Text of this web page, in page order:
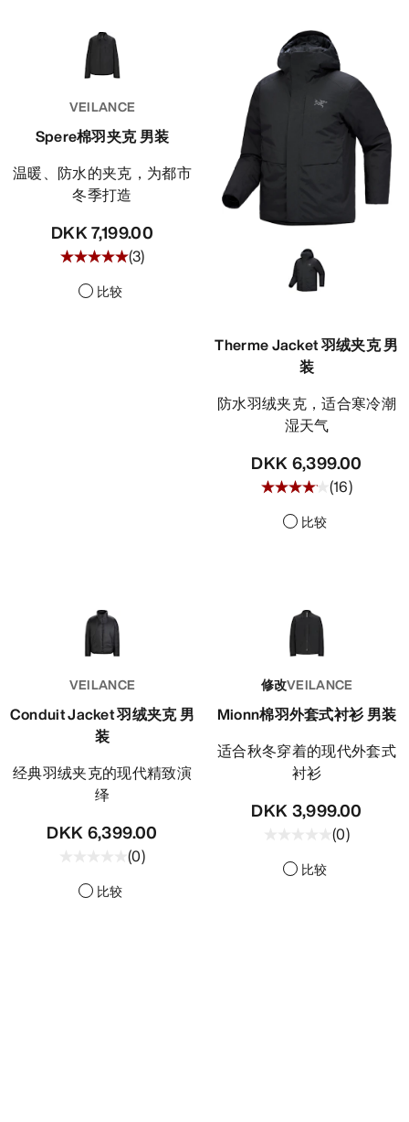
VEILANCE
Spere棉羽夹克 男装
温暖、防水的夹克，为都市
冬季打造
DKK 7,199.00
(3)
比较
Therme Jacket 羽绒夹克 男
装
防水羽绒夹克，适合寒冷潮
湿天气
DKK 6,399.00
(16)
比较
VEILANCE
Conduit Jacket 羽绒夹克 男
装
经典羽绒夹克的现代精致演
绎
DKK 6,399.00
(0)
比较
修改VEILANCE
Mionn棉羽外套式衬衫 男装
适合秋冬穿着的现代外套式
衬衫
DKK 3,999.00
(0)
比较